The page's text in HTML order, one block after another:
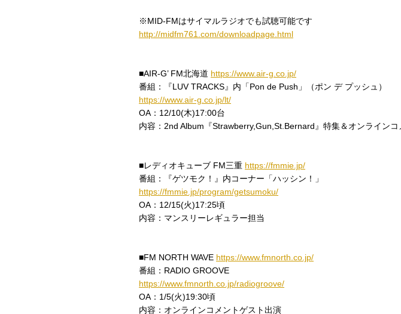
※MID-FMはサイマルラジオでも試聴可能です
http://midfm761.com/downloadpage.html
■AIR-G’ FM北海道 https://www.air-g.co.jp/
番組：『LUV TRACKS』内「Pon de Push」（ポン デ プッシュ）
https://www.air-g.co.jp/lt/
OA：12/10(木)17:00台
内容：2nd Album『Strawberry,Gun,St.Bernard』特集＆オンラインコ
■レディオキューブ FM三重 https://fmmie.jp/
番組：『ゲツモク！』内コーナー「ハッシン！」
https://fmmie.jp/program/getsumoku/
OA：12/15(火)17:25頃
内容：マンスリーレギュラー担当
■FM NORTH WAVE https://www.fmnorth.co.jp/
番組：RADIO GROOVE
https://www.fmnorth.co.jp/radiogroove/
OA：1/5(火)19:30頃
内容：オンラインコメントゲスト出演